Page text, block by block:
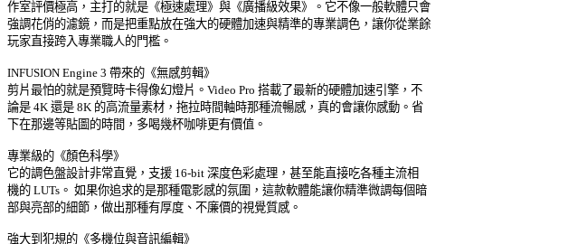
作室評價極高，主打的就是《極速處理》與《廣播級效果》。它不像一般軟體只會
強調花俏的濾鏡，而是把重點放在強大的硬體加速與精準的專業調色，讓你從業餘
玩家直接跨入專業職人的門檻。
INFUSION Engine 3 帶來的《無感剪輯》
剪片最怕的就是預覽時卡得像幻燈片。Video Pro 搭載了最新的硬體加速引擎，不
論是 4K 還是 8K 的高流量素材，拖拉時間軸時那種流暢感，真的會讓你感動。省
下在那邊等貼圖的時間，多喝幾杯咖啡更有價值。
專業級的《顏色科學》
它的調色盤設計非常直覺，支援 16-bit 深度色彩處理，甚至能直接吃各種主流相
機的 LUTs。 如果你追求的是那種電影感的氛圍，這款軟體能讓你精準微調每個暗
部與亮部的細節，做出那種有厚度、不廉價的視覺質感。
強大到犯規的《多機位與音訊編輯》